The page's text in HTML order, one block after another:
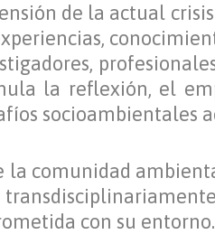
de la actual
la reflexión, el
socioambientales
la comunidad
transdisciplinariamente
con su entorno.